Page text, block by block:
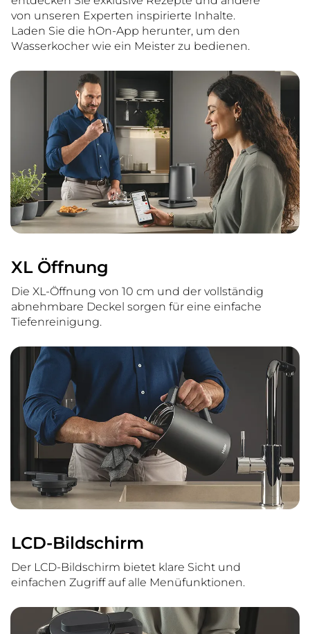
von unseren Experten inspirierte Inhalte.
Laden Sie die hOn-App herunter, um den
Wasserkocher wie ein Meister zu bedienen.
XL Öffnung
Die XL-Öffnung von 10 cm und der vollständig
abnehmbare Deckel sorgen für eine einfache
Tiefenreinigung.
LCD-Bildschirm
Der LCD-Bildschirm bietet klare Sicht und
einfachen Zugriff auf alle Menüfunktionen.